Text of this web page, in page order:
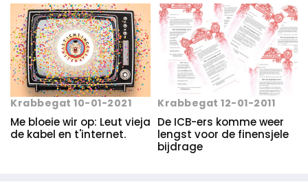
Krabbegat 10-01-2021
Me bloeie wir op: Leut vieja
de kabel en t'internet.
Krabbegat 12-01-2011
De ICB-ers komme weer
lengst voor de finensjele
bijdrage